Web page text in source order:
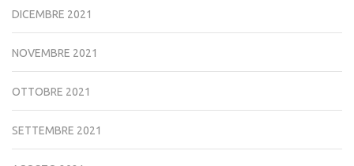
DICEMBRE 2021
NOVEMBRE 2021
OTTOBRE 2021
SETTEMBRE 2021